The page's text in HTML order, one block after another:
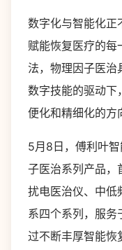
数字化与智能化正
赋能恢复医疗的每
法，物理因子医治
数字技能的驱动下
便化和精细化的方
5月8日，傅利叶
子医治系列产品，
扰电医治仪、中低
系四个系列，服务
过不断丰厚智能恢